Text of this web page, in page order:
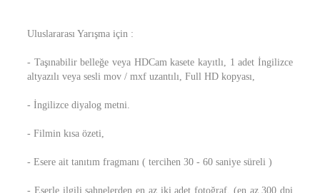
Uluslararası Yarışma için :
- Taşınabilir belleğe veya HDCam kasete kayıtlı, 1 adet İngilizce
altyazılı veya sesli mov / mxf uzantılı, Full HD kopyası,
- İngilizce diyalog metni.
- Filmin kısa özeti,
- Esere ait tanıtım fragmanı ( tercihen 30 - 60 saniye süreli )
- Eserle ilgili sahnelerden en az iki adet fotoğraf, (en az 300 dpi